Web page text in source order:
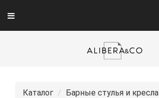
Toggle
navigation
Каталог
Барные стулья и кресла